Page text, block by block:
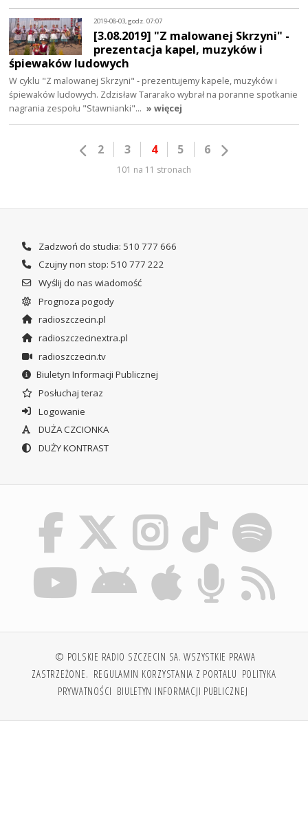
2019-08-03, godz. 07:07
[3.08.2019] "Z malowanej Skrzyni" -
prezentacja kapel, muzyków i
śpiewaków ludowych
W cyklu "Z malowanej Skrzyni" - prezentujemy kapele, muzyków i
śpiewaków ludowych. Zdzisław Tararako wybrał na poranne spotkanie
nagrania zespołu "Stawnianki"… » więcej
2 3 4 5 6
101 na 11 stronach
Zadzwoń do studia: 510 777 666
Czujny non stop: 510 777 222
Wyślij do nas wiadomość
Prognoza pogody
radioszczecin.pl
radioszczecinextra.pl
radioszczecin.tv
Biuletyn Informacji Publicznej
Posłuchaj teraz
Logowanie
DUŻA CZCIONKA
DUŻY KONTRAST
© POLSKIE RADIO SZCZECIN SA. WSZYSTKIE PRAWA
ZASTRZEŻONE. REGULAMIN KORZYSTANIA Z PORTALU POLITYKA
PRYWATNOŚCI BIULETYN INFORMACJI PUBLICZNEJ